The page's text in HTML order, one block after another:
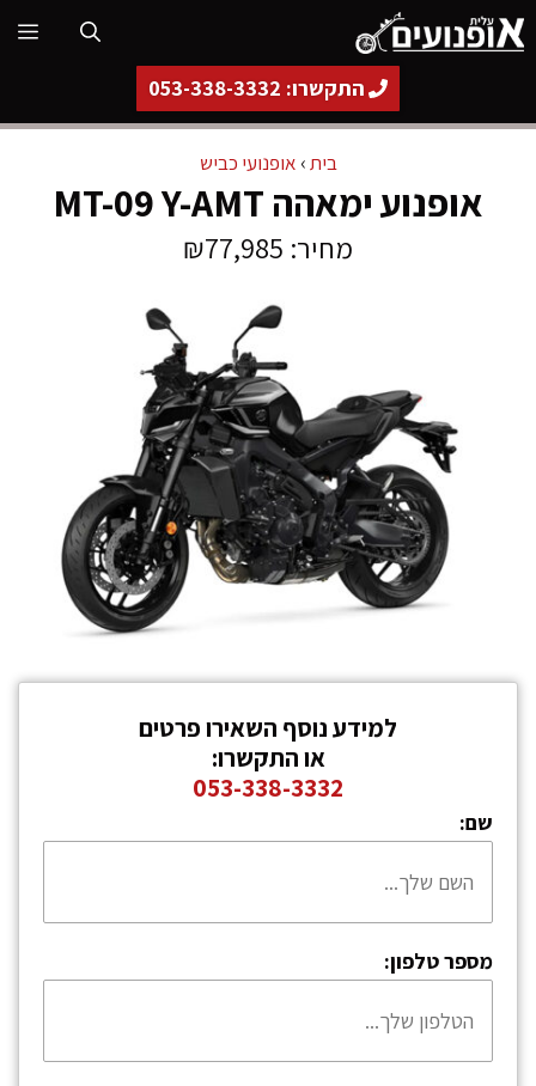
לדלג
לתוכן
התקשרו: 053-338-3332
בית› אופנועי כביש
אופנוע ימאהה MT-09 Y-AMT
מחיר: ₪77,985
למידע נוסף השאירו פרטים
או התקשרו:
053-338-3332
שם:
מספר טלפון: